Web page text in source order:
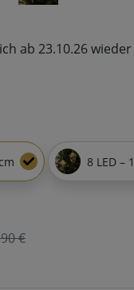
ab 23.10.26
8 LED –
€